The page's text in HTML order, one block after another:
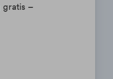
gratis –